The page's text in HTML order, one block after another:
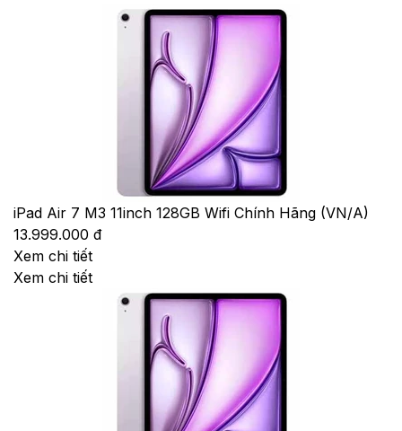
iPad Air 7 M3 11inch 128GB Wifi Chính Hãng (VN/A)
13.999.000 đ
Xem chi tiết
Xem chi tiết